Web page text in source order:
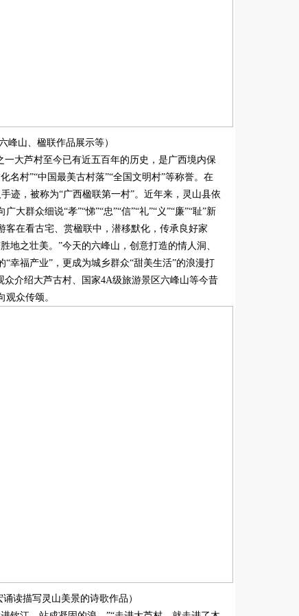
峰山、楹联作品展示等）
大芦村至今已有近五百年的历史，是广西境内保
名村”“中国最美古村落”“全国文明村”等称誉。在
迹，被称为“广西楹联第一村”。近年来，灵山县依
群众细说“孝”“悌”“忠”“信”“礼”“义”“廉”“耻”新
在看古宅、赏楹联中，潜移默化，传承良好家
地之壮美。”今天的六峰山，创意打造的情人洞、
幸福产业”，更成为城乡群众“甜美生活”的浪漫打
介绍大芦古村、国家4A级旅游景区六峰山等今昔
众传颂。
读描写灵山美景的诗歌作品）